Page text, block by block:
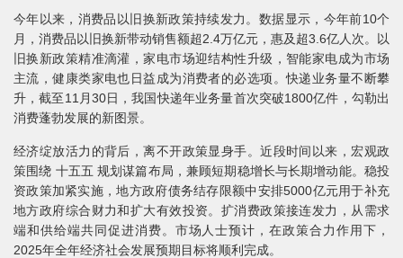
今年以来，消费品以旧换新政策持续发力。数据显示，今年前10个
月，消费品以旧换新带动销售额超2.4万亿元，惠及超3.6亿人次。以
旧换新政策精准滴灌，家电市场迎结构性升级，智能家电成为市场
主流，健康类家电也日益成为消费者的必选项。快递业务量不断攀
升，截至11月30日，我国快递年业务量首次突破1800亿件，勾勒出
消费蓬勃发展的新图景。
经济绽放活力的背后，离不开政策显身手。近段时间以来，宏观政
策围绕 十五五 规划谋篇布局，兼顾短期稳增长与长期增动能。稳投
资政策加紧实施，地方政府债务结存限额中安排5000亿元用于补充
地方政府综合财力和扩大有效投资。扩消费政策接连发力，从需求
端和供给端共同促进消费。市场人士预计，在政策合力作用下，
2025年全年经济社会发展预期目标将顺利完成。